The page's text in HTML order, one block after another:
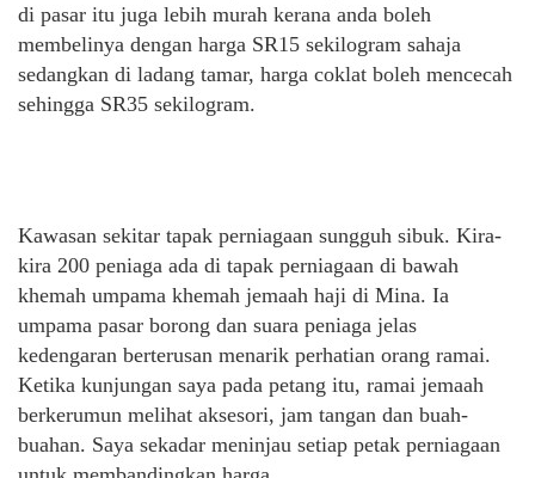
di pasar itu juga lebih murah kerana anda boleh
membelinya dengan harga SR15 sekilogram sahaja
sedangkan di ladang tamar, harga coklat boleh mencecah
sehingga SR35 sekilogram.
Kawasan sekitar tapak perniagaan sungguh sibuk. Kira-
kira 200 peniaga ada di tapak perniagaan di bawah
khemah umpama khemah jemaah haji di Mina. Ia
umpama pasar borong dan suara peniaga jelas
kedengaran berterusan menarik perhatian orang ramai.
Ketika kunjungan saya pada petang itu, ramai jemaah
berkerumun melihat aksesori, jam tangan dan buah-
buahan. Saya sekadar meninjau setiap petak perniagaan